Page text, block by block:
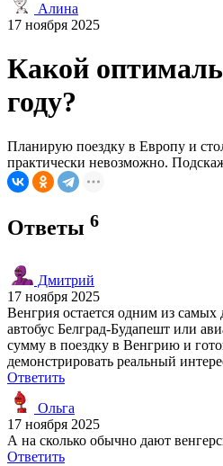
Алина
17 ноября 2025
Какой
году?
Планирую поездку в Европу и
практически невозможно.
Ответы 6
Дмитрий
17 ноября 2025
Венгрия остается одним из
автобус Белград-Будапешт или
сумму в поездку в Венгрию и
демонстрировать реальный
Ответить
Ольга
17 ноября 2025
А на сколько обычно дают
Ответить